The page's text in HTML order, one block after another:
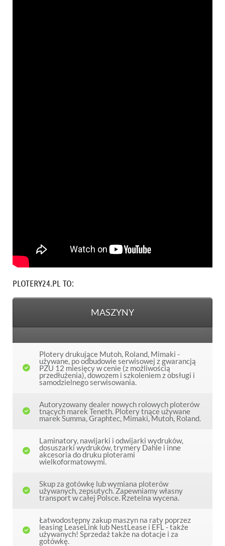
PLOTERY24.PL TO:
MASZYNY
Plotery drukujące Mutoh, Roland, Mimaki -
używane, po odbudowie serwisowej z gwarancją
PZU 12 miesięcy w cenie (z możliwością
przedłużenia), dowozem i szkoleniem z obsługi i
samodzielnego serwisowania.
Autoryzowany dealer nowych rolowych ploterów
tnących marek Teneth. Plotery tnące używane
marek Summa, Graphtec, Mimaki, Mutoh, Roland.
Laminatory, nawijarki i odwijarki wydruków,
dosuszarki wydruków, trymery Dahle i inne
akcesoria do druku ploterami
wielkoformatowymi.
Skup za gotówkę lub wymiana ploterów
używanych, zepsutych. Zapewniamy własny
transport w całej Polsce. Rzetelna wycena.
Łatwodostępny zakup maszyn na raty poprzez
leasing LeaseLink lub NestLease i EFL - także
używanych! Sprzedaż także na dotacje i za
gotówkę.